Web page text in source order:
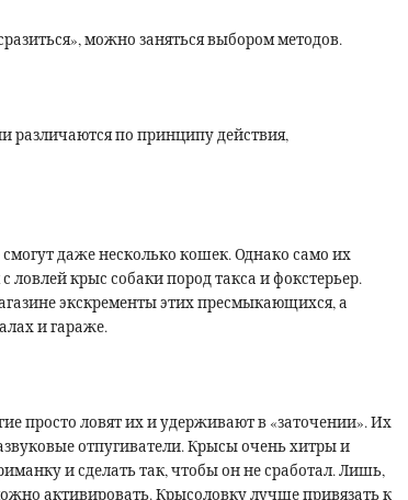
можно заняться выбором методов.
различаются по принципу действия,
даже несколько кошек. Однако само их
ловлей крыс собаки пород такса и фокстерьер.
экскременты этих пресмыкающихся, а
и гараже.
просто ловят их и удерживают в «заточении». Их
отпугиватели. Крысы очень хитры и
и сделать так, чтобы он не сработал. Лишь,
активировать. Крысоловку лучше привязать к